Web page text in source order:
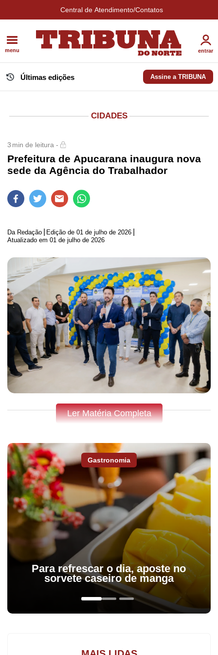
Central de Atendimento/Contatos
menu entrar
Últimas edições Assine a TRIBUNA
CIDADES
3 min de leitura -
Prefeitura de Apucarana inaugura nova
sede da Agência do Trabalhador
Da Redação Edição de 01 de julho de 2026
Atualizado em 01 de julho de 2026
Arapongas e região,assine a Tribuna do Norte.
A Prefeitura de Apucarana inaugurou, na manhã de ontem a
nova sede da Agência do Trabalhador. O novo espaço, localizado
no centro da cidade, na Avenida Curitiba, nº 1550, sala 02 (em
frente à antiga Casa Arno), promete modernizar e humanizar o
atendimento aos cidadãos em busca de emprego e aos
empresários que precisam captar mão de obra.
A mudança estrutural ocorre após três décadas de
funcionamento da agência no antigo endereço, que já não
comportava as demandas do município. Durante a entrega, o
Ler Matéria Completa
Gastronomia
Para refrescar o dia, aposte no
sorvete caseiro de manga